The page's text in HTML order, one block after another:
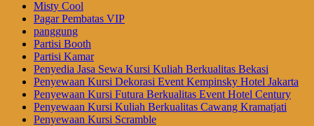
Misty Cool
Pagar Pembatas VIP
panggung
Partisi Booth
Partisi Kamar
Penyedia Jasa Sewa Kursi Kuliah Berkualitas Bekasi
Penyewaan Kursi Dekorasi Event Kempinsky Hotel Jakarta
Penyewaan Kursi Futura Berkualitas Event Hotel Century
Penyewaan Kursi Kuliah Berkualitas Cawang Kramatjati
Penyewaan Kursi Scramble